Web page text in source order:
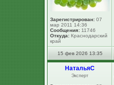
Зарегистрирован: 07
мар 2011 14:36
Сообщения: 11746
Откуда: Краснодарский
край
15 фев 2026 13:35
НатальяС
Эксперт